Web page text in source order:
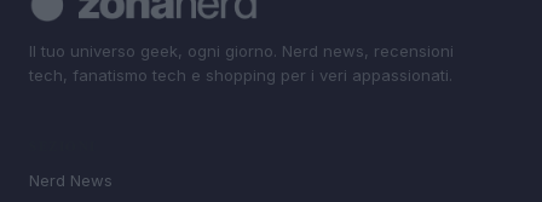
Il tuo universo geek, ogni giorno. Nerd news, recensioni
tech, fanatismo tech e shopping per i veri appassionati.
Nerd News